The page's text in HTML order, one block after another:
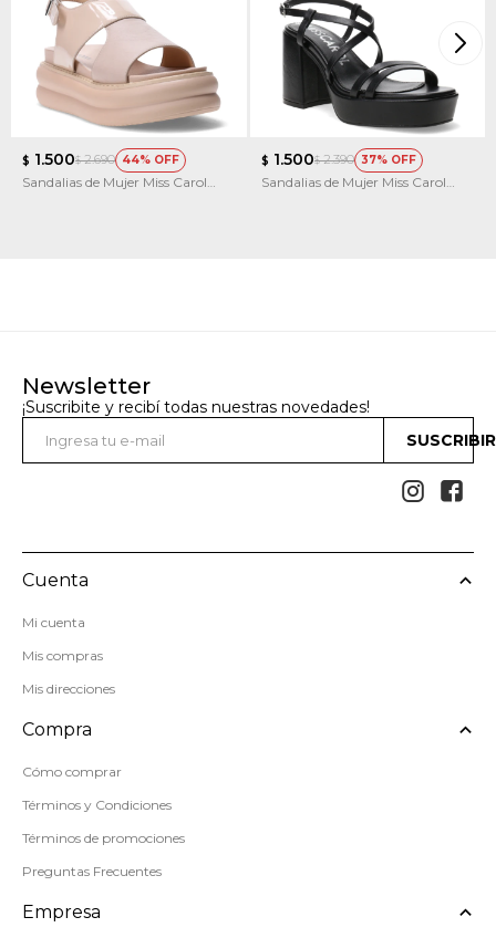
$ 1.500$ 2.690 44
Sandalias de Mujer Miss Carol
$ 1.500$ 2.390 37
Sandalias de Mujer Miss Carol
Newsletter
¡Suscribite y recibí todas nuestras novedades!
 
Cuenta
Mi cuenta
Mis compras
Mis direcciones
Compra
Cómo comprar
Términos y Condiciones
Términos de promociones
Preguntas Frecuentes
Empresa